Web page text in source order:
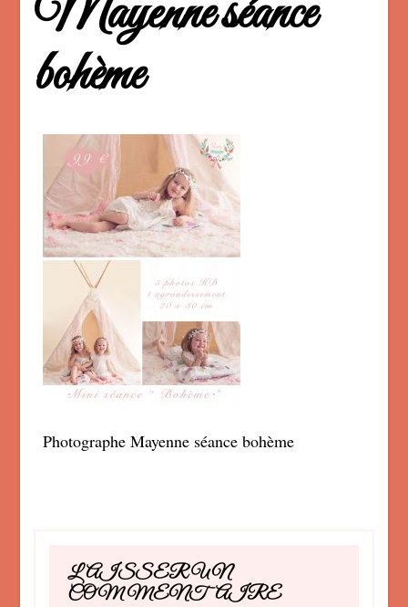
Mayenne séance
bohème
Photographe Mayenne séance bohème
LAISSER UN
COMMENTAIRE